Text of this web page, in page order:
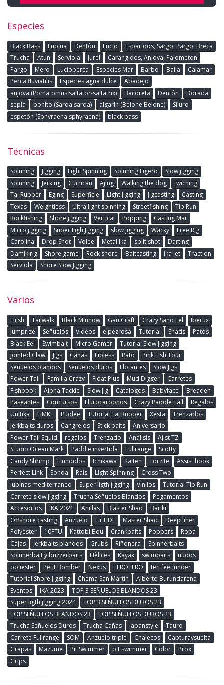
Especies
Black Bass Lubina Dentòn Lucio
Esparidos, Sargo, Pargo, Breca
Trucha
Atún Serviola Jurel
Carangidos, Anjova, Palometon
Pargo
Mero Lucioperca Especies Mar Barbo Baila
Calamar
Perca fluviatilis
Especies agua dulce
Abadejo
anjova (Pomatomus saltator-saltatrix)
Bacoreta Dentón
Dorada
sepia
bonito (Sarda sarda) algarín (Belone Belone)
Siluro
espetón (Sphyraena sphyraena)
black bass
Técnicas
Spinning Jigging Light Spinning Spinning Ligero
Slow jigging
Spinning
Jerking Currican Ajing Walking the dog
twiching
Tai Rubber
Eging Superficie Light Jigging Jigcasting
Casting
Texas
Weightless Ultra light spinning Streetfishing
Tip Run
Rockfishing
Shore jigging Vertical Popping
Casting Mar
Micro jigging
Super Ligh Jigging slow jigging Wacky
Free Rig
Carolina
Drop Shot Volee Metal Ika split shot
Darting
Damikirig
Shore game Rock shore Baitcasting Ika jet
Traction
Serviola
Shore Slow Jigging
Varios
Fiiish Tailwalk Black Minnow Gan Craft Crazy Sand Eel
Iberux
Jumprize
Señuelos Videos elpezrosa Tutorial Shads
Patos
Black Eel
Swimbait Micro Gamer
Tutorial Slow Jigging
Jointed Claw
Jigs Cañas Lipless Pato
Pink Fish Tour
Señuelos blandos
Señuelos duros Flotantes
Slow Jigs
Power Tail
Familia Crazy Float Plus Mud Digger
Carretes
Fishbook
Alpha Tackle Slow Jig Catalogos Babyface
Breaden
Paseantes
Concursos Flurocarbonos Crazy Paddle Tail
Regalos
Unitika
HMKL Pudlee Tutorial Tai Rubber Xesta
Trenzados
Jerkbaits duros
Cangrejos Stick baits
Aniversario
Power Tail Squid
regalos Trenzado Análisis
Ajist TZ
Studio Ocean Mark
Paddle invertida Fullrange
Scotty
Candy Shrimp
Hundidos Ichikawa Kaiten Torzite
Assist hook
Perfect Link
Sonda Rais Light Spinning
Cross Two
lubinas mediterraneo
Super ligth jigging Vinilos
Tutorial Tip Run
Carrete slow jigging
Trucha Señuelos Blandos
Pegamentos
Accesorios
IKA 2021 Anillas Blaster Shad
Bariki
Offshore casting
Anzuelo Hi TIDE Master Shad
Deep liner
Polyester
10FTU Kattobi Bou Crankbaits Poppers
Ropa
Cajas
Jerkbaits blandos Grubs Riñonera
Spinnerbaits
Spinnerbait y buzzerbaits
Hèlices Kayak swimbaits
nudos
poliester
Petit Bomber Nexus TEROTERO
ten feet under
Tutorial Shore Jigging
Chema San Martin
Alberto Burundarena
Eventos
IKA 2023
TOP 3 SEÑUELOS BLANDOS 23
Super ligth jigging 2024
TOP 3 SEÑUELOS DUROS 23
TOP SEÑUELOS BLANDOS 23
TOP SEÑUELOS DUROS 23
Trucha Señuelos Duros
Trucha Cañas japanstyle
Tauro
Carrete Fullrange
SOM Anzuelo triple Chalecos
Capturaysuelta
Grapas
Mazume Pit Swimmer pit swimmer Color
Prox
Grips